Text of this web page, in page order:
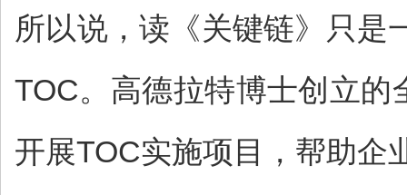
所以说，读《关键链》只是
TOC。高德拉特博士创立的
开展TOC实施项目，帮助企